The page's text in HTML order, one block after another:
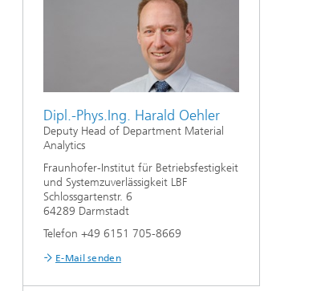
Dipl.-Phys.Ing. Harald Oehler
Deputy Head of Department Material
Analytics
Fraunhofer-Institut für Betriebsfestigkeit
und Systemzuverlässigkeit LBF
Schlossgartenstr. 6
64289 Darmstadt
Telefon +49 6151 705-8669
E-Mail senden